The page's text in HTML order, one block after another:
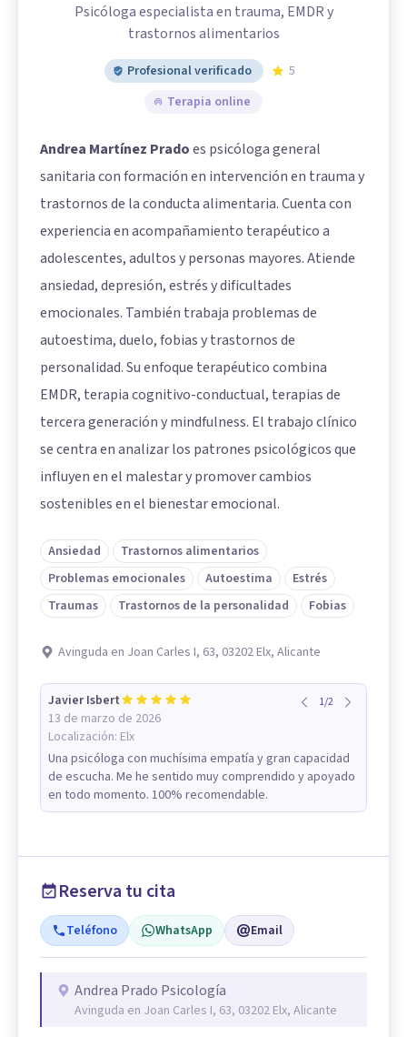
Psicóloga especialista en trauma, EMDR y
trastornos alimentarios
Profesional verificado
5
Terapia online
Andrea Martínez Pradoes psicóloga general
sanitaria con formación en intervención en trauma y
trastornos de la conducta alimentaria. Cuenta con
experiencia en acompañamiento terapéutico a
adolescentes, adultos y personas mayores. Atiende
ansiedad, depresión, estrés y dificultades
emocionales. También trabaja problemas de
autoestima, duelo, fobias y trastornos de
personalidad. Su enfoque terapéutico combina
EMDR, terapia cognitivo-conductual, terapias de
tercera generación y mindfulness. El trabajo clínico
se centra en analizar los patrones psicológicos que
influyen en el malestar y promover cambios
sostenibles en el bienestar emocional.
Ansiedad
Trastornos alimentarios
Problemas emocionales
Autoestima
Estrés
Traumas
Trastornos de la personalidad Fobias
Avinguda en Joan Carles I, 63, 03202 Elx, Alicante
Javier Isbert
13 de marzo de 2026
Localización: Elx
1/2
Una psicóloga con muchísima empatía y gran capacidad
de escucha. Me he sentido muy comprendido y apoyado
en todo momento. 100% recomendable.
Reserva tu cita
Teléfono WhatsApp Email
Andrea Prado Psicología
Avinguda en Joan Carles I, 63, 03202 Elx, Alicante